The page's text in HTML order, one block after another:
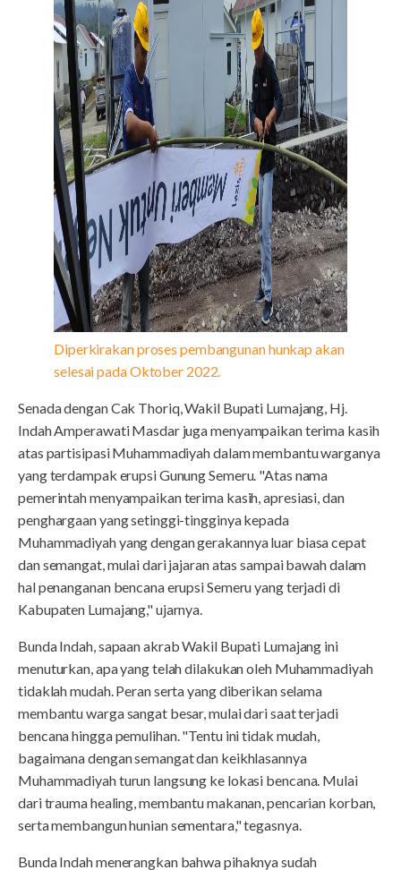
Diperkirakan proses pembangunan hunkap akan
selesai pada Oktober 2022.
Senada dengan Cak Thoriq, Wakil Bupati Lumajang, Hj.
Indah Amperawati Masdar juga menyampaikan terima kasih
atas partisipasi Muhammadiyah dalam membantu warganya
yang terdampak erupsi Gunung Semeru. "Atas nama
pemerintah menyampaikan terima kasih, apresiasi, dan
penghargaan yang setinggi-tingginya kepada
Muhammadiyah yang dengan gerakannya luar biasa cepat
dan semangat, mulai dari jajaran atas sampai bawah dalam
hal penanganan bencana erupsi Semeru yang terjadi di
Kabupaten Lumajang," ujarnya.
Bunda Indah, sapaan akrab Wakil Bupati Lumajang ini
menuturkan, apa yang telah dilakukan oleh Muhammadiyah
tidaklah mudah. Peran serta yang diberikan selama
membantu warga sangat besar, mulai dari saat terjadi
bencana hingga pemulihan. "Tentu ini tidak mudah,
bagaimana dengan semangat dan keikhlasannya
Muhammadiyah turun langsung ke lokasi bencana. Mulai
dari trauma healing, membantu makanan, pencarian korban,
serta membangun hunian sementara," tegasnya.
Bunda Indah menerangkan bahwa pihaknya sudah